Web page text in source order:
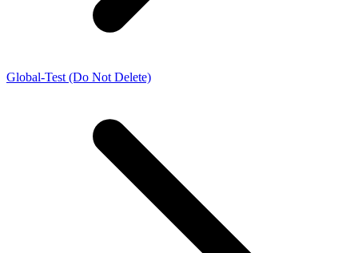
Global-Test (Do Not Delete)